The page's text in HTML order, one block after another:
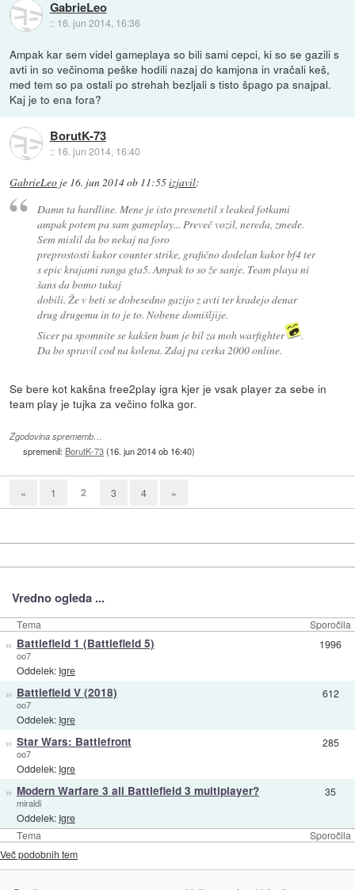
GabrieLeo
:: 16. jun 2014, 16:36
Ampak kar sem videl gameplaya so bili sami cepci, ki so se gazili s
avti in so večinoma peške hodili nazaj do kamjona in vračali keš,
med tem so pa ostali po strehah bezljali s tisto špago pa snajpal.
Kaj je to ena fora?
BorutK-73
:: 16. jun 2014, 16:40
GabrieLeo je 16. jun 2014 ob 11:55izjavil:
Damn ta hardline. Mene je isto presenetil s leaked fotkami
ampak potem pa sam gameplay... Preveč vozil, nereda, zmede.
Sem mislil da bo nekaj na foro
preprostosti kakor counter strike, grafično dodelan kakor bf4 ter
s epic krajami ranga gta5. Ampak to so že sanje. Team playa ni
šans da bomo tukaj
dobili. Že v beti se dobesedno gazijo z avti ter kradejo denar
drug drugemu in to je to. Nobene domišljije.
Sicer pa spomnite se kakšen bum je bil za moh warfighter
.
Da bo spravil cod na kolena. Zdaj pa cerka 2000 online.
Se bere kot kakšna free2play igra kjer je vsak player za sebe in
team play je tujka za večino folka gor.
Zgodovina sprememb…
spremenil: BorutK-73(16. jun 2014 ob 16:40)
« 1 2 3 4 »
Vredno ogleda ...
Tema Sporočila
Tema Sporočila
» Battlefield 1 (Battlefield 5)
oo7
Oddelek: Igre
1996
» Battlefield V (2018)
oo7
Oddelek: Igre
612
» Star Wars: Battlefront
oo7
Oddelek: Igre
285
» Modern Warfare 3 ali Battlefield 3 multiplayer?
miraldi
Oddelek: Igre
35
Več podobnih tem